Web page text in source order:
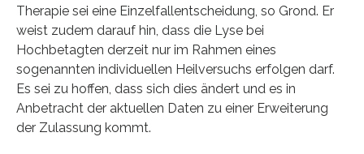
Therapie sei eine Einzelfallentscheidung, so Grond. Er
weist zudem darauf hin, dass die Lyse bei
Hochbetagten derzeit nur im Rahmen eines
sogenannten individuellen Heilversuchs erfolgen darf.
Es sei zu hoffen, dass sich dies ändert und es in
Anbetracht der aktuellen Daten zu einer Erweiterung
der Zulassung kommt.